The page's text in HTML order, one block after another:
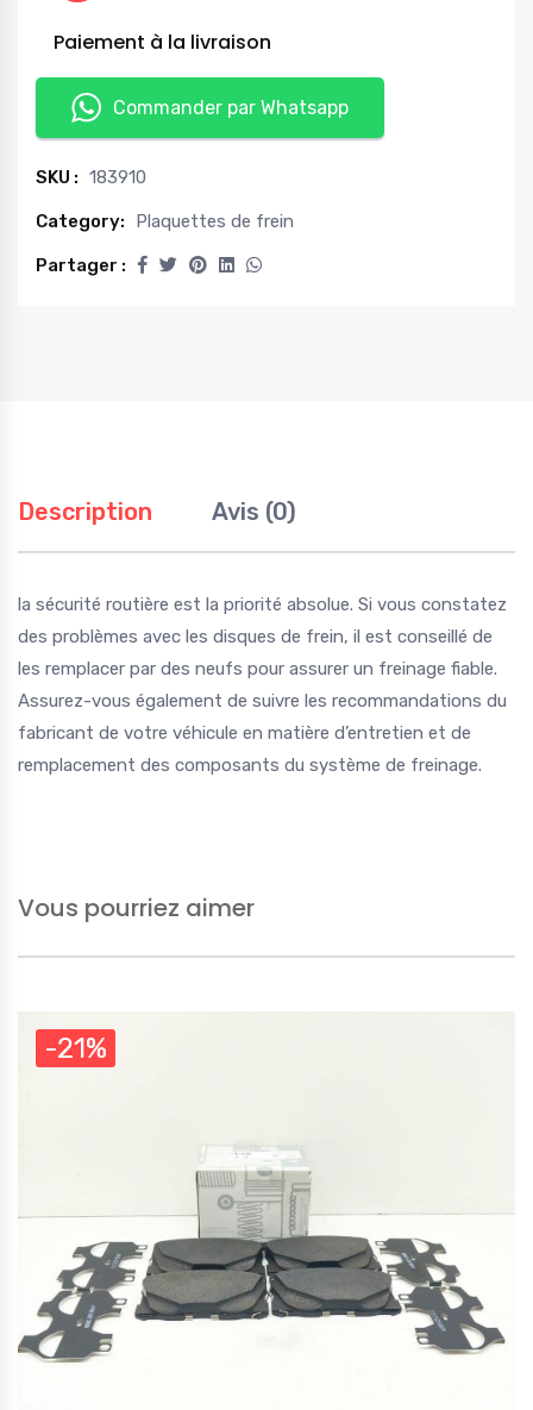
Paiement à la livraison
Commander par Whatsapp
SKU : 183910
Category: Plaquettes de frein
Partager :
Description Avis (0)
la sécurité routière est la priorité absolue. Si vous constatez
des problèmes avec les disques de frein, il est conseillé de
les remplacer par des neufs pour assurer un freinage fiable.
Assurez-vous également de suivre les recommandations du
fabricant de votre véhicule en matière d’entretien et de
remplacement des composants du système de freinage.
Vous pourriez aimer
-21%